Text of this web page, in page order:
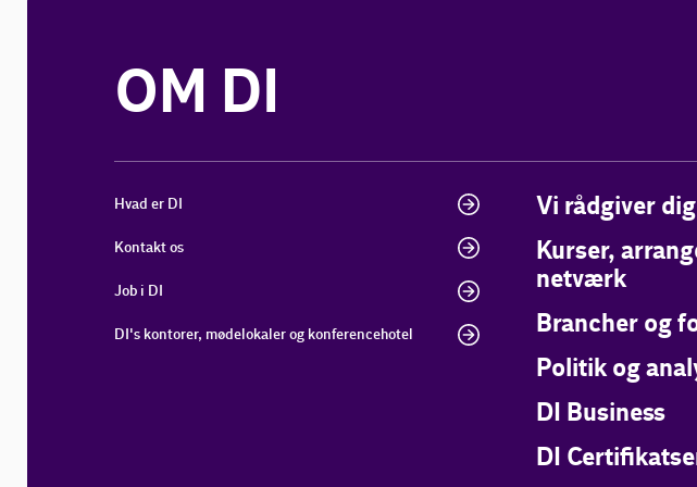
OM DI
Hvad er DI
Kontakt os
Job i DI
DI's kontorer, mødelokaler og konferencehotel
Vi rådgiver dig
Kurser,
netværk
Brancher og
Politik og
DI Business
DI